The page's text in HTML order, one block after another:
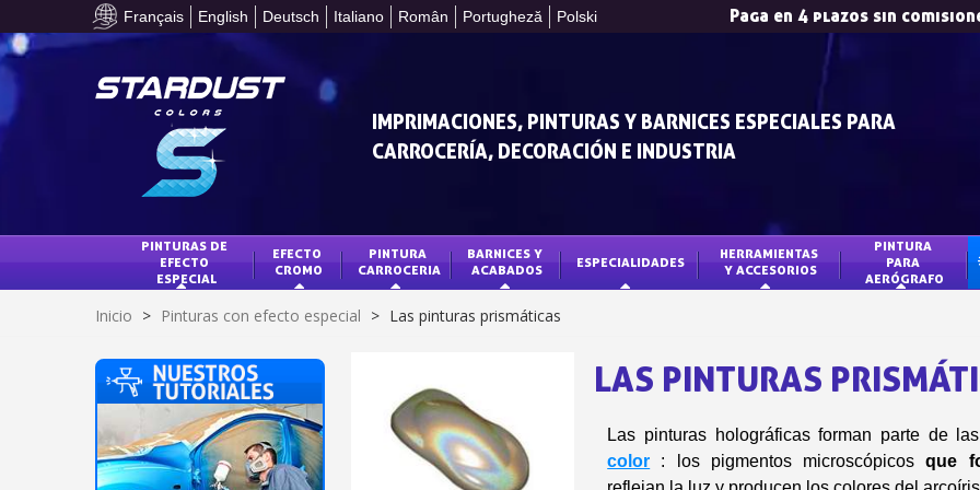
Français English Deutsch Italiano Român Portugheză Polski Paga en 4 plazos sin
Suscríbete al
Paga en 4 plazos sin
Obtenga su presupuesto
Gana puntos de
IMPRIMACIONES, PINTURAS Y BARNICES ESPECIALES PARA
CARROCERÍA, DECORACIÓN E INDUSTRIA
PINTURAS DE
EFECTO
ESPECIAL
EFECTO
CROMO
PINTURA
CARROCERIA
BARNICES Y
ACABADOS
ESPECIALIDADES
HERRAMIENTAS
Y ACCESORIOS
PINTURA
PARA
AERÓGRAFO
Inicio > Pinturas con efecto especial > Las pinturas prismáticas
LAS PINTURAS
Las pinturas holográficas forman parte de las
color : los pigmentos microscópicos que